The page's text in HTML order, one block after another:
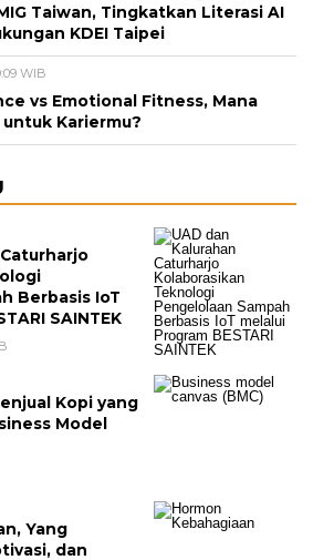
Taiwan, Tingkatkan Literasi AI
KDEI Taipei
WIB
vs Emotional Fitness, Mana
Kariermu?
Berbasis IoT
SAINTEK
Kopi yang
Model
Yang
dan